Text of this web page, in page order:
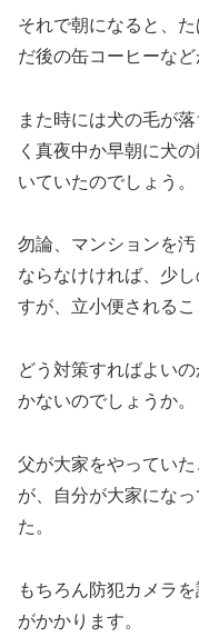
それで朝になると、
だ後の缶コーヒーな
また時には犬の毛が
く真夜中か早朝に犬
いていたのでしょう。
勿論、マンションを
ならなけければ、少
すが、立小便されるこ
どう対策すればよい
かないのでしょうか。
父が大家をやってい
が、自分が大家にな
た。
もちろん防犯カメラ
がかかります。